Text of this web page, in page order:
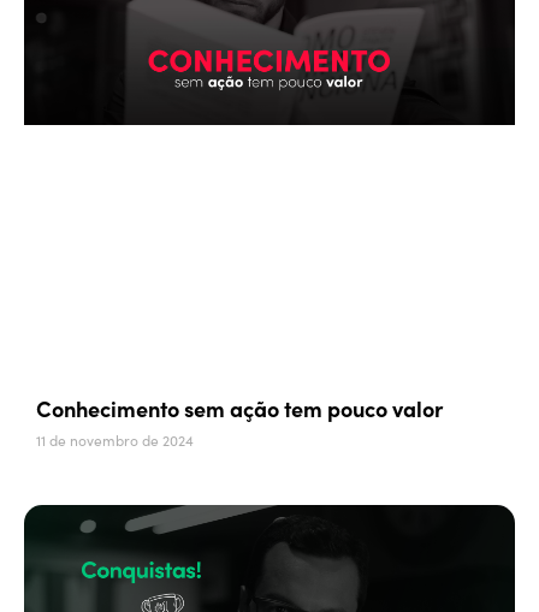
Conhecimento sem ação tem pouco valor
11 de novembro de 2024